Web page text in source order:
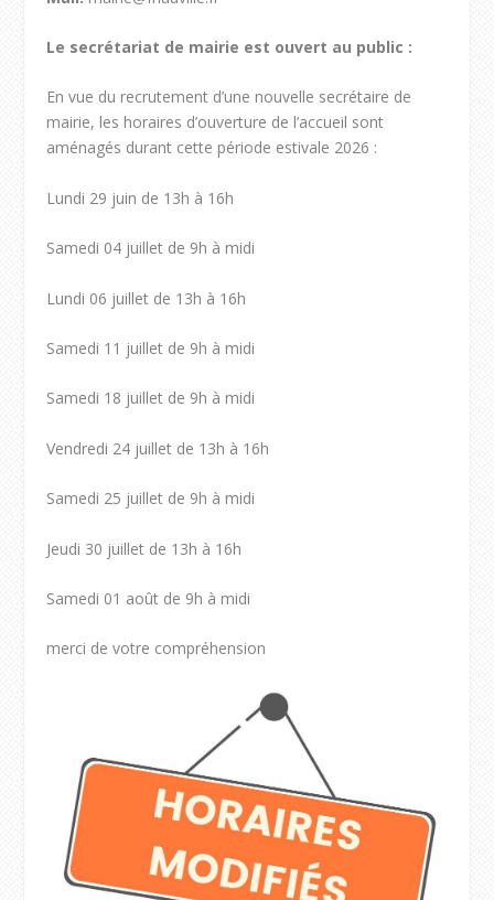
Le secrétariat de mairie est ouvert au public :
En vue du recrutement d’une nouvelle secrétaire de
mairie, les horaires d’ouverture de l’accueil sont
aménagés durant cette période estivale 2026 :
Lundi 29 juin de 13h à 16h
Samedi 04 juillet de 9h à midi
Lundi 06 juillet de 13h à 16h
Samedi 11 juillet de 9h à midi
Samedi 18 juillet de 9h à midi
Vendredi 24 juillet de 13h à 16h
Samedi 25 juillet de 9h à midi
Jeudi 30 juillet de 13h à 16h
Samedi 01 août de 9h à midi
merci de votre compréhension